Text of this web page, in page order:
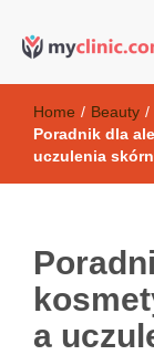
Home / Beauty /
Poradnik dla
uczulenia
a